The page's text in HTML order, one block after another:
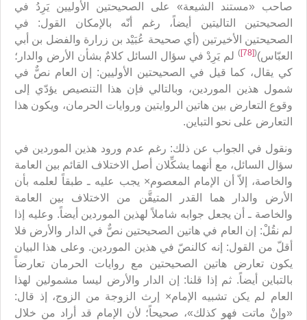
صاحب «مستند الشيعة» على الصحيحتين الأوليين يَرِدُ في
الصحيحتين التاليتين أيضاً، رغم أنّه بالإمكان القول: في
الصحيحتين الأخيرتين (أي صحيحة عُبَيْد بن زرارة والفضل بن أبي
العبّاس)(
[78]
) لم يَرِدْ في سؤال السائل كلامٌ بشأن الأرض والدار؛
كي يقال، كما قيل في الصحيحتين الأوليين: إن العام نصٌّ في
شمول هذين الموردين، وبالتالي فإن هذا التنصيص يؤدّي إلى
وقوع التعارض بين هاتين الروايتين وروايات الحرمان، ويكون هذا
التعارض على نحو التباين.
ونقول في الجواب عن ذلك: رغم عدم ورود هذين الموردين في
سؤال السائل، مع أنهما يشكِّلان أصل الاختلاف القائم بين العامة
والخاصة، إلاّ أن الإمام المعصوم× يجب عليه ـ طبقاً لعلمه بأن
الأرض والدار هما القدر المتيقَّن من الاختلاف بين العامة
والخاصة ـ أن يجعل جوابه شاملاً لهذين الموردين أيضاً. وعليه إذا
لم نقُلْ: إن العام في هاتين الصحيحتين نصٌّ في الدار والأرض فلا
أقلّ من القول: إنه كالنصّ في هذين الموردين. وعلى هذا البيان
يكون تعارض هاتين الصحيحتين مع روايات الحرمان تعارضاً
بالتباين أيضاً. ثم إذا قلنا: إن الدار والأرض ليسا مشمولين لهذا
العام لم يكن تشبيه الإمام× إرث الزوجة من الزوج، إذ قال:
«وإنْ ماتت فهو كذلك»، صحيحاً؛ لأن الإمام قد أراد من خلال